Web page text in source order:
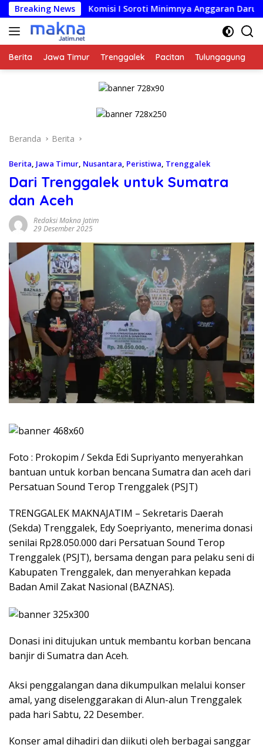
Langsung
ke
konten
Breaking News
Komisi I Soroti Minimnya Anggaran Darurat KUPA-
Berita Jawa Timur Trenggalek Pacitan Tulungagung
Beranda Berita
Berita Jawa Timur Nusantara Peristiwa Trenggalek
Dari Trenggalek untuk Sumatra
dan Aceh
Redaksi Makna Jatim
29 Desember 2025
Foto : Prokopim / Sekda Edi Supriyanto menyerahkan
bantuan untuk korban bencana Sumatra dan aceh dari
Persatuan Sound Terop Trenggalek (PSJT)
​TRENGGALEK MAKNAJATIM – Sekretaris Daerah
(Sekda) Trenggalek, Edy Soepriyanto, menerima donasi
senilai Rp28.050.000 dari Persatuan Sound Terop
Trenggalek (PSJT), bersama dengan para pelaku seni di
Kabupaten Trenggalek, dan menyerahkan kepada
Badan Amil Zakat Nasional (BAZNAS).
Donasi ini ditujukan untuk membantu korban bencana
banjir di Sumatra dan Aceh.
​Aksi penggalangan dana dikumpulkan melalui konser
amal, yang diselenggarakan di Alun-alun Trenggalek
pada hari Sabtu, 22 Desember.
Konser amal dihadiri dan diikuti oleh berbagai sanggar